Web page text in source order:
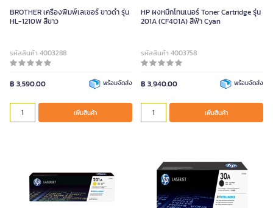
BROTHER เครื่องพิมพ์เลเซอร์ ขาวดำ รุ่น
HL-1210W สีขาว
รหัสสินค้า 4003288
฿ 3,590.00 พร้อมจัดส่ง
เพิ่มสินค้า
HP ผงหมึกโทนเนอร์ Toner Cartridge รุ่น
201A (CF401A) สีฟ้า Cyan
รหัสสินค้า 4003758
฿ 3,940.00 พร้อมจัดส่ง
เพิ่มสินค้า